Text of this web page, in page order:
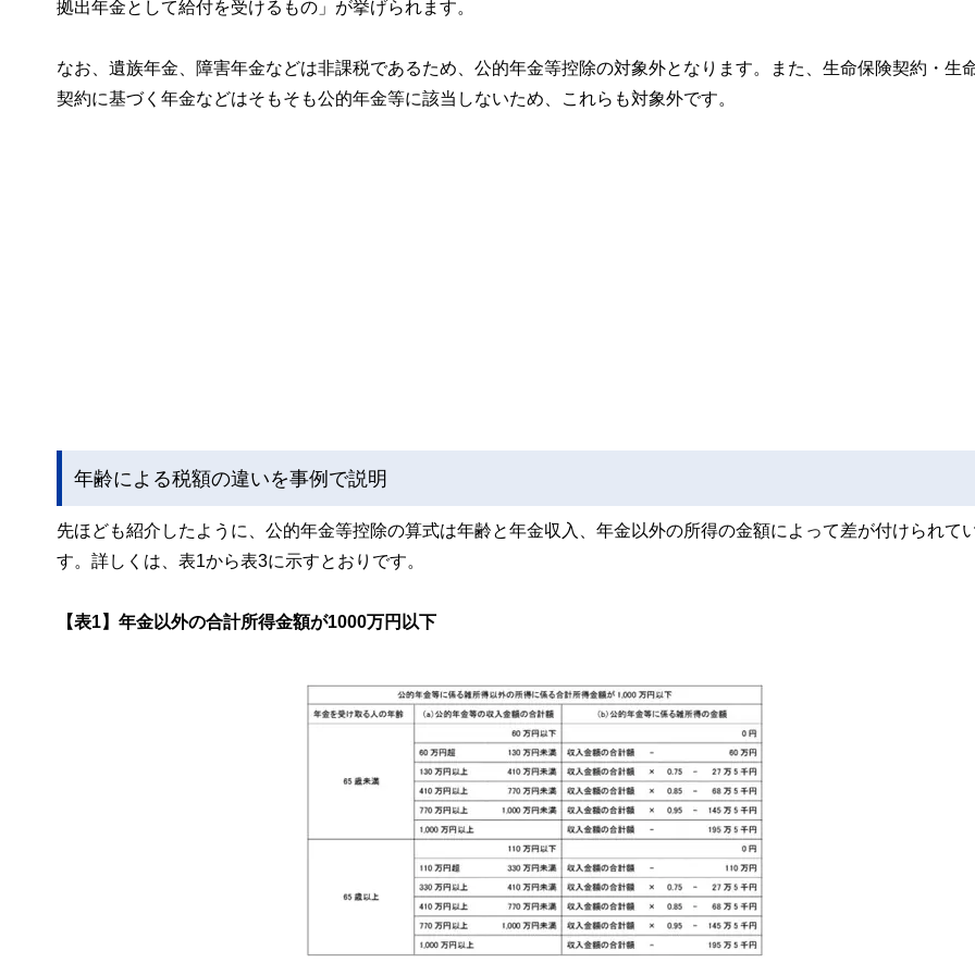
拠出年金として給付を受けるもの」が挙げられます。
なお、遺族年金、障害年金などは非課税であるため、公的年金等控除の対象外となります。また、生命保険契約・生
契約に基づく年金などはそもそも公的年金等に該当しないため、これらも対象外です。
年齢による税額の違いを事例で説明
先ほども紹介したように、公的年金等控除の算式は年齢と年金収入、年金以外の所得の金額によって差が付けられて
す。詳しくは、表1から表3に示すとおりです。
【表1】年金以外の合計所得金額が1000万円以下